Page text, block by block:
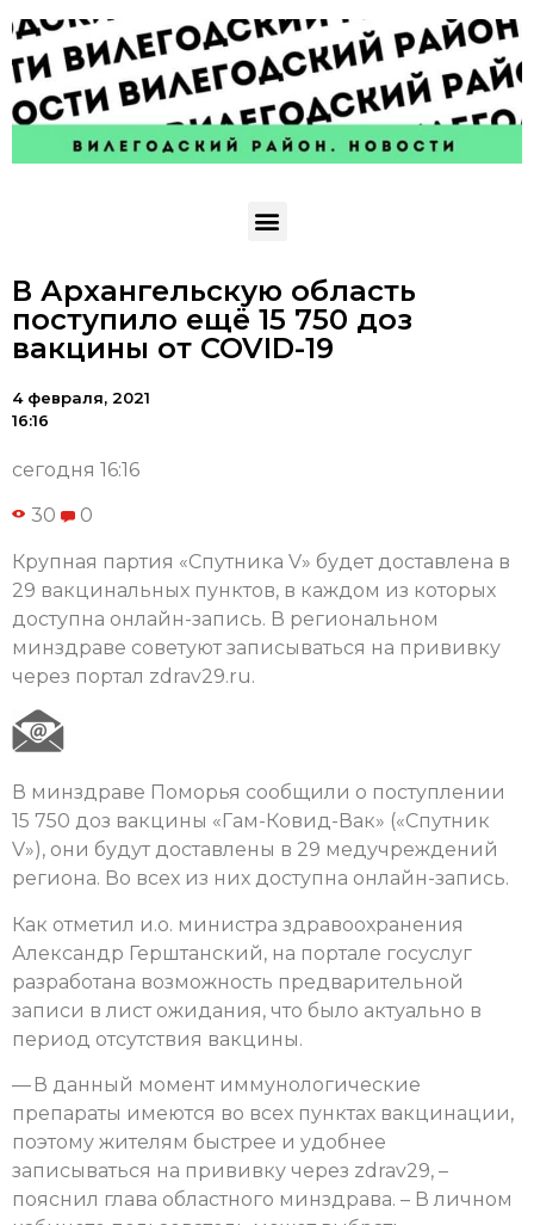
В Архангельскую область
поступило ещё 15 750 доз
вакцины от COVID-19
4 февраля, 2021
16:16
сегодня 16:16
30 0
Крупная партия «Спутника V» будет доставлена в
29 вакцинальных пунктов, в каждом из которых
доступна онлайн-запись. В региональном
минздраве советуют записываться на прививку
через портал zdrav29.ru.
В минздраве Поморья сообщили о поступлении
15 750 доз вакцины «Гам-Ковид-Вак» («Спутник
V»), они будут доставлены в 29 медучреждений
региона. Во всех из них доступна онлайн-запись.
Как отметил и.о. министра здравоохранения
Александр Герштанский, на портале госуслуг
разработана возможность предварительной
записи в лист ожидания, что было актуально в
период отсутствия вакцины.
— В данный момент иммунологические
препараты имеются во всех пунктах вакцинации,
поэтому жителям быстрее и удобнее
записываться на прививку через zdrav29, –
пояснил глава областного минздрава. – В личном